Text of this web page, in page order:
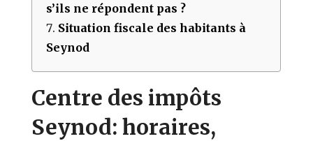
s’ils ne répondent pas ?
Situation fiscale des habitants à
Seynod
Centre des impôts
Seynod: horaires,